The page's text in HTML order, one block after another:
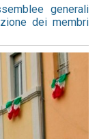
generali
dei membri